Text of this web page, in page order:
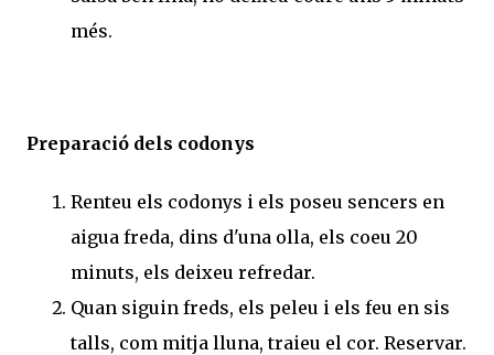
més.
Preparació dels codonys
Renteu els codonys i els poseu sencers en
aigua freda, dins d'una olla, els coeu 20
minuts, els deixeu refredar.
Quan siguin freds, els peleu i els feu en sis
talls, com mitja lluna, traieu el cor. Reservar.